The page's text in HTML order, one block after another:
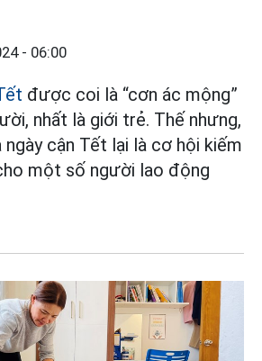
- 06:00
được coi là “cơn ác mộng”
nhất là giới trẻ. Thế nhưng,
ngày cận Tết lại là cơ hội kiếm
một số người lao động